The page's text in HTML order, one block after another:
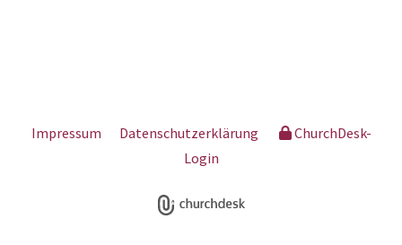
Impressum Datenschutzerklärung
ChurchDesk-
Login